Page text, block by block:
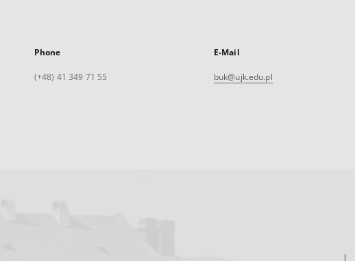
Phone
(+48) 41 349 71 55
E-Mail
buk@ujk.edu.pl